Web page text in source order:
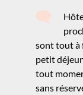
sont tout à
petit
tout
sans